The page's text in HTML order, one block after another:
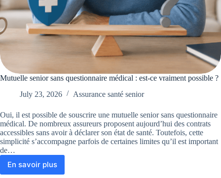
Mutuelle senior sans questionnaire médical : est-ce vraiment possible ?
July 23, 2026
Assurance santé senior
Oui, il est possible de souscrire une mutuelle senior sans questionnaire
médical. De nombreux assureurs proposent aujourd’hui des contrats
accessibles sans avoir à déclarer son état de santé. Toutefois, cette
simplicité s’accompagne parfois de certaines limites qu’il est important
de…
En savoir plus